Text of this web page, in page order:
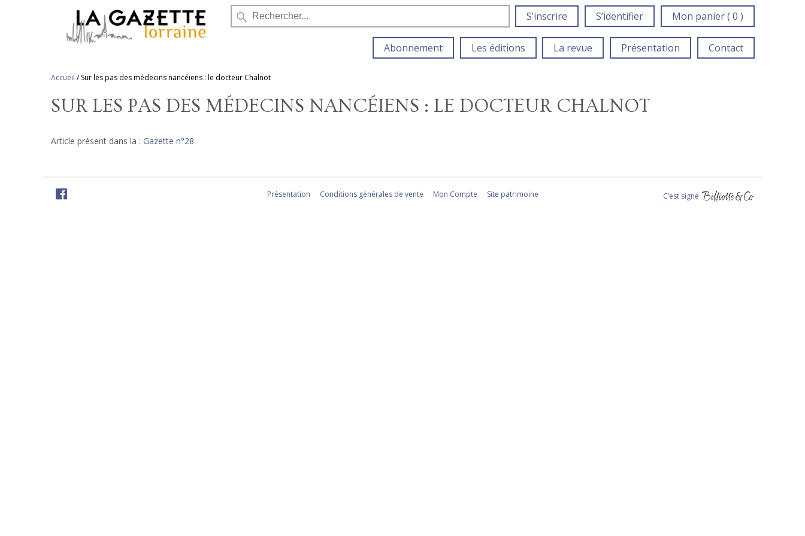
search S’inscrire S’identifier Mon panier ( 0 )
Abonnement Les éditions La revue Présentation Contact
Accueil /Sur les pas des médecins nancéiens : le docteur Chalnot
SUR LES PAS DES MÉDECINS NANCÉIENS : LE DOCTEUR CHALNOT
Article présent dans la : Gazette n°28
Présentation Conditions générales de vente Mon Compte Site patrimoine C‘est signé